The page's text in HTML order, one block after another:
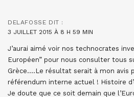
DELAFOSSE DIT :
3 JUILLET 2015 À 8 H 59 MIN
J’aurai aimé voir nos technocrates
Européen” pour nous consulter tous
Grèce….Le résultat serait à mon avis
référendum interne actuel ! Histoire
Je doute que ce soit demain que